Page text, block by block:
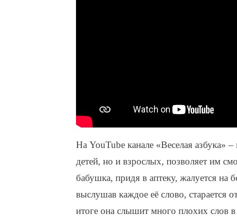
На YouTube канале «Веселая азбука»
детей, но и взрослых, позволяет им
бабушка, придя в аптеку, жалуется на
выслушав каждое её слово, старается
итоге она слышит много плохих слов в